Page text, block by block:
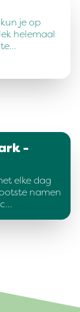
je op
helemaal
-
elke dag
namen